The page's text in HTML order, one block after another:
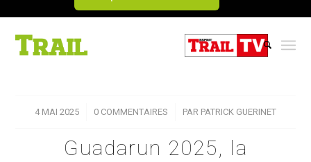
4 MAI 2025
/ 0 COMMENTAIRES
/ PAR PATRICK GUERINET
Guadarun 2025, la